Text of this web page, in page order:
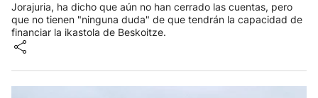
Jorajuria, ha dicho que aún no han cerrado las cuentas, pero
que no tienen "ninguna duda" de que tendrán la capacidad de
financiar la ikastola de Beskoitze.